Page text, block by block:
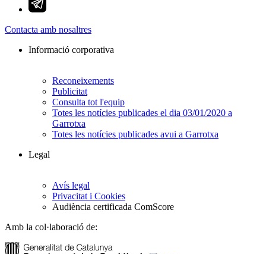
Contacta amb nosaltres
Informació corporativa
Reconeixements
Publicitat
Consulta tot l'equip
Totes les notícies publicades el dia 03/01/2020 a
Garrotxa
Totes les notícies publicades avui a Garrotxa
Legal
Avís legal
Privacitat i Cookies
Audiència certificada ComScore
Amb la col·laboració de: